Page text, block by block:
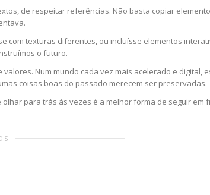
de respeitar referências. Não basta copiar
com texturas diferentes, ou incluísse elementos
o futuro.
Num mundo cada vez mais acelerado e digital,
coisas boas do passado merecem ser preservadas.
para trás às vezes é a melhor forma de seguir em